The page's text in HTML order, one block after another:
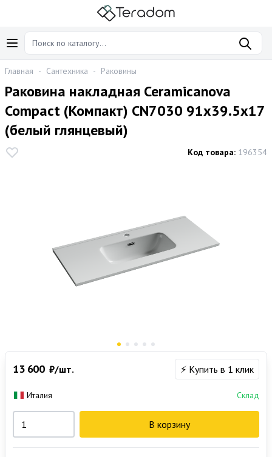
Главная - Сантехника - Раковины
Раковина накладная Ceramicanova
Compact (Компакт) CN7030 91x39.5x17
(белый глянцевый)
Код товара: 196354
13 600 ₽/шт. ⚡ Купить в 1 клик
Италия Склад
В корзину